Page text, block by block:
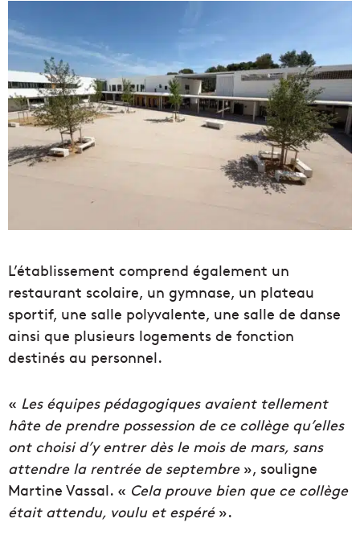
L’établissement comprend également un
restaurant scolaire, un gymnase, un plateau
sportif, une salle polyvalente, une salle de danse
ainsi que plusieurs logements de fonction
destinés au personnel.
« Les équipes pédagogiques avaient tellement
hâte de prendre possession de ce collège qu’elles
ont choisi d’y entrer dès le mois de mars, sans
attendre la rentrée de septembre», souligne
Martine Vassal. « Cela prouve bien que ce collège
était attendu, voulu et espéré».